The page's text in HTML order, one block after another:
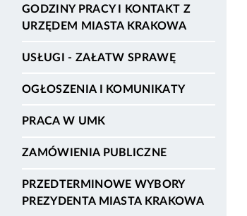
GODZINY PRACY I KONTAKT Z
URZĘDEM MIASTA KRAKOWA
USŁUGI - ZAŁATW SPRAWĘ
OGŁOSZENIA I KOMUNIKATY
PRACA W UMK
ZAMÓWIENIA PUBLICZNE
PRZEDTERMINOWE WYBORY
PREZYDENTA MIASTA KRAKOWA